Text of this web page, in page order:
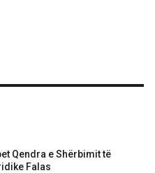
Qendra e Shërbimit të
Falas